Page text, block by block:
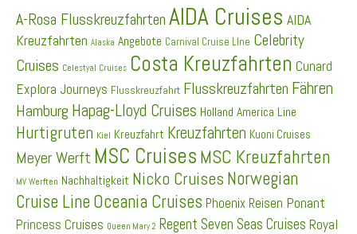
A-Rosa Flusskreuzfahrten AIDA Cruises AIDA
Kreuzfahrten Alaska Angebote Carnival Cruise LIne Celebrity
Cruises Celestyal Cruises Costa Kreuzfahrten Cunard
Explora Journeys Flusskreuzfahrt Flusskreuzfahrten Fähren
Hamburg Hapag-Lloyd Cruises Holland America Line
Hurtigruten Kiel Kreuzfahrt Kreuzfahrten Kuoni Cruises
Meyer Werft MSC Cruises MSC Kreuzfahrten
MV Werften Nachhaltigkeit Nicko Cruises Norwegian
Cruise Line Oceania Cruises Phoenix Reisen Ponant
Princess Cruises Queen Mary 2 Regent Seven Seas Cruises Royal